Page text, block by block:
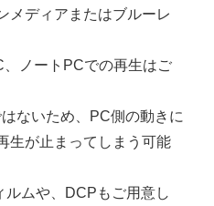
メディアまたはブルーレ
ノートPCでの再生はご
ないため、PC側の動きに
生が止まってしまう可能
ムや、DCPもご用意し